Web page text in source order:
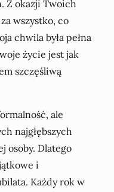
Z okazji Twoich
wszystko, co
chwila była pełna
życie jest jak
szczęśliwą
ale
najgłębszych
osoby. Dlatego
i
Każdy rok w